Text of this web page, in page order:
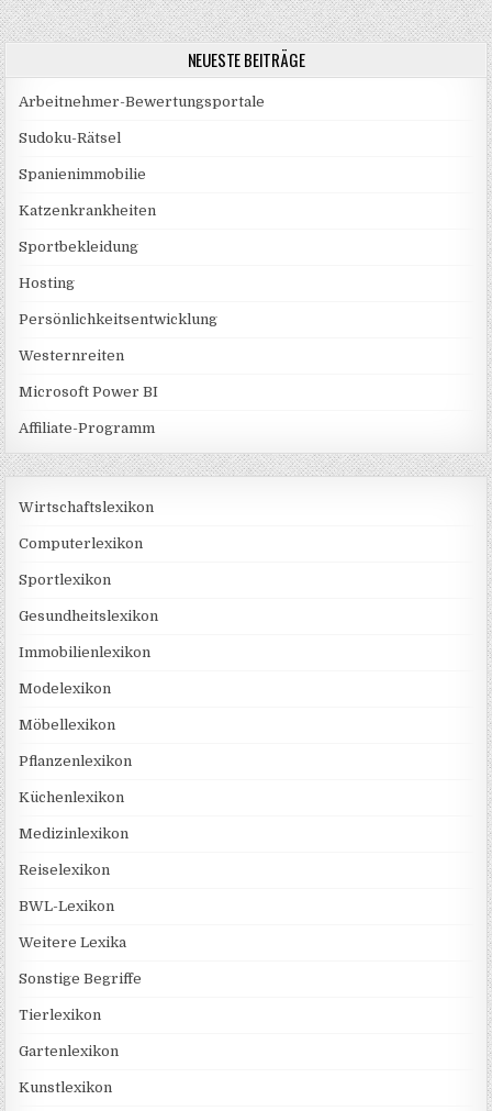
NEUESTE BEITRÄGE
Arbeitnehmer-Bewertungsportale
Sudoku-Rätsel
Spanienimmobilie
Katzenkrankheiten
Sportbekleidung
Hosting
Persönlichkeitsentwicklung
Westernreiten
Microsoft Power BI
Affiliate-Programm
Wirtschaftslexikon
Computerlexikon
Sportlexikon
Gesundheitslexikon
Immobilienlexikon
Modelexikon
Möbellexikon
Pflanzenlexikon
Küchenlexikon
Medizinlexikon
Reiselexikon
BWL-Lexikon
Weitere Lexika
Sonstige Begriffe
Tierlexikon
Gartenlexikon
Kunstlexikon